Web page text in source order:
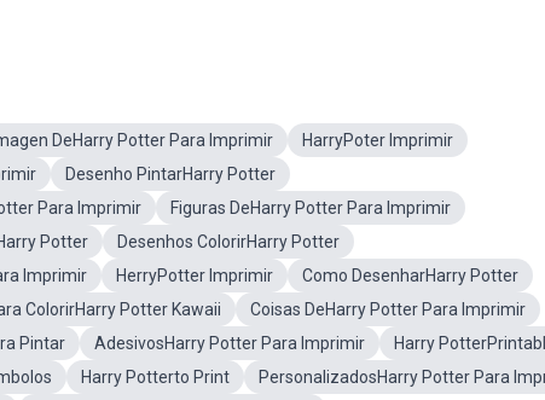
DeHarry Potter Para Imprimir
HarryPoter Imprimir
Desenho PintarHarry Potter
Para Imprimir
Figuras DeHarry Potter Para Imprimir
Potter
Desenhos ColorirHarry Potter
Imprimir HerryPotter Imprimir
Como DesenharHarry Potter
ColorirHarry Potter Kawaii
Coisas DeHarry Potter Para Imprimir
Pintar AdesivosHarry Potter Para Imprimir
Harry
Harry Potterto Print
PersonalizadosHarry Potter Para